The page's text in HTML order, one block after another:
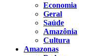
Economia
Geral
Saúde
Amazônia
Cultura
Amazonas